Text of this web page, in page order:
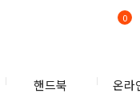
핸드북 온라
0